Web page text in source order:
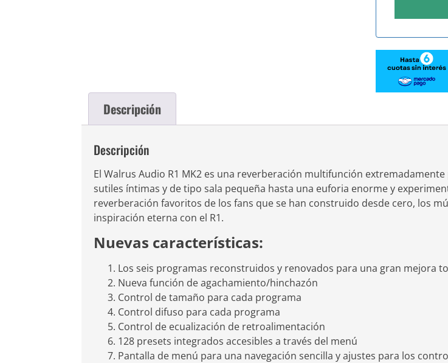
Descripción
Descripción
El Walrus Audio R1 MK2 es una reverberación multifunción
sutiles íntimas y de tipo sala pequeña hasta una euforia enorme y
reverberación favoritos de los fans que se han construido desde cero, los
inspiración eterna con el R1.
Nuevas características:
Los seis programas reconstruidos y renovados para una gran mejora
Nueva función de agachamiento/hinchazón
Control de tamaño para cada programa
Control difuso para cada programa
Control de ecualización de retroalimentación
128 presets integrados accesibles a través del menú
Pantalla de menú para una navegación sencilla y ajustes para los